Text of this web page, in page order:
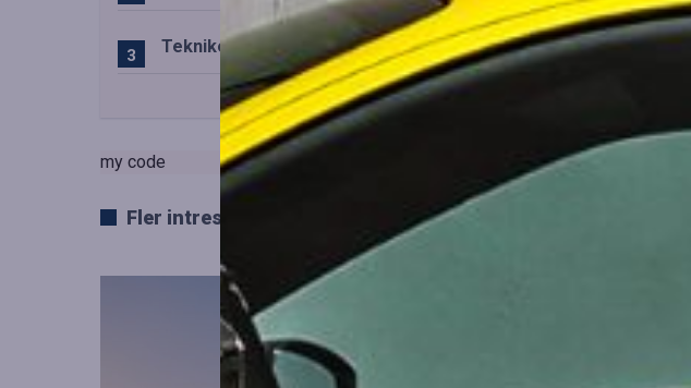
Teknikens roll i den svenska spelupplevelsen
my code
Fler intressanta artiklar